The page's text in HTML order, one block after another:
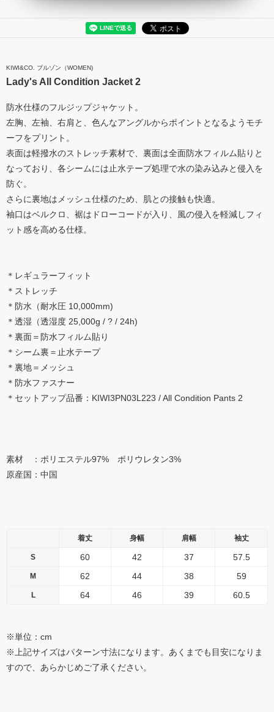
KIWI&CO. ブルゾン（WOMEN)
Lady's All Condition Jacket 2
防水仕様のフルジップジャケット。
左胸、左袖、右肩と、色んなアングルからポイントとなるようモチ
ーフをプリント。
表面は軽撥水のストレッチ素材で、裏面は全面防水フィルム貼りと
なっており、各シームには止水テープ処理で水の染み込みと侵入を
防ぐ。
さらに裏地はメッシュ仕様のため、肌との接触も快適。
袖口はベルクロ、裾はドローコードが入り、風の侵入を軽減しフィ
ット感を高める仕様。
＊レギュラーフィット
＊ストレッチ
＊防水（耐水圧 10,000mm)
＊透湿（透湿度 25,000g / ? / 24h)
＊裏面＝防水フィルム貼り
＊シーム裏＝止水テープ
＊裏地＝メッシュ
＊防水ファスナー
＊セットアップ品番：KIWI3PN03L223 / All Condition Pants 2
素材 ：ポリエステル97% ポリウレタン3%
原産国：中国
着丈 身幅 肩幅 袖丈
S 60 42 37 57.5
M 62 44 38 59
L 64 46 39 60.5
※単位：cm
※上記サイズはパターン寸法になります。あくまでも目安になりま
すので、あらかじめご了承ください。